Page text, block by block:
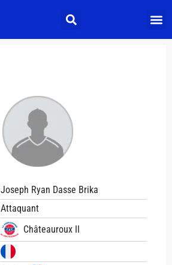
Joseph Ryan Dasse Brika
Attaquant
Châteauroux II